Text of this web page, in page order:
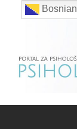
Bosnian